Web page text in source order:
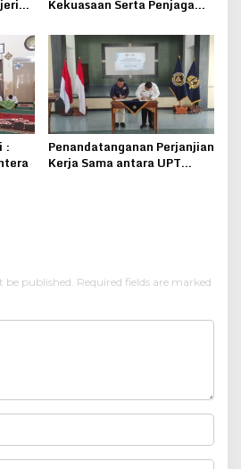
Kekuasaan Serta Penjaga
:
Penandatanganan Perjanjian
Kerja Sama antara UPT
be published. Required fields are marked